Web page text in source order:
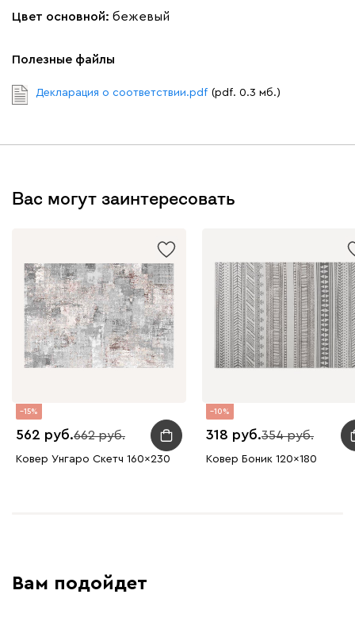
Цвет основной: бежевый
Полезные файлы
Декларация о соответствии.pdf (pdf. 0.3 мб.)
Вас могут заинтересовать
15
562 662
Ковер Унгаро Скетч 160x230
10
318 354
Ковер Боник 120x180
Вам подойдет